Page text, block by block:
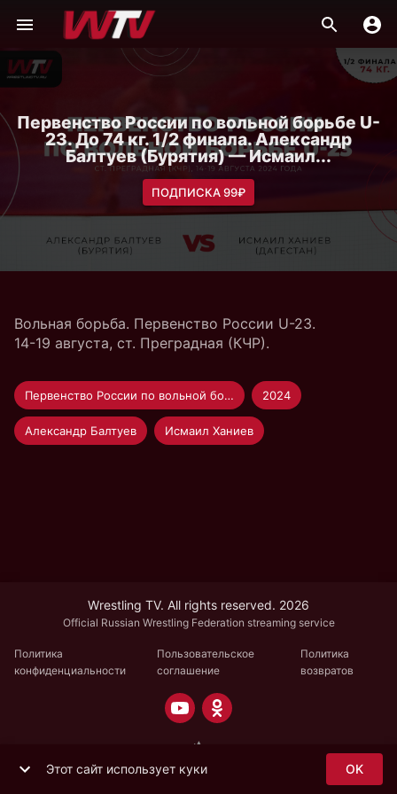
Первенство России по вольной борьбе U-
23. До 74 кг. 1/2 финала. Александр
Балтуев (Бурятия) — Исмаил...
ПОДПИСКА 99₽
Вольная борьба. Первенство России U-23.
14-19 августа, ст. Преградная (КЧР).
Первенство России по вольной борьбе U-23 2024
Александр Балтуев Исмаил Ханиев
Wrestling TV. All rights reserved. 2026
Official Russian Wrestling Federation streaming service
Политика
конфиденциальности
Пользовательское
соглашение
Политика
возвратов
Этот сайт использует куки OK